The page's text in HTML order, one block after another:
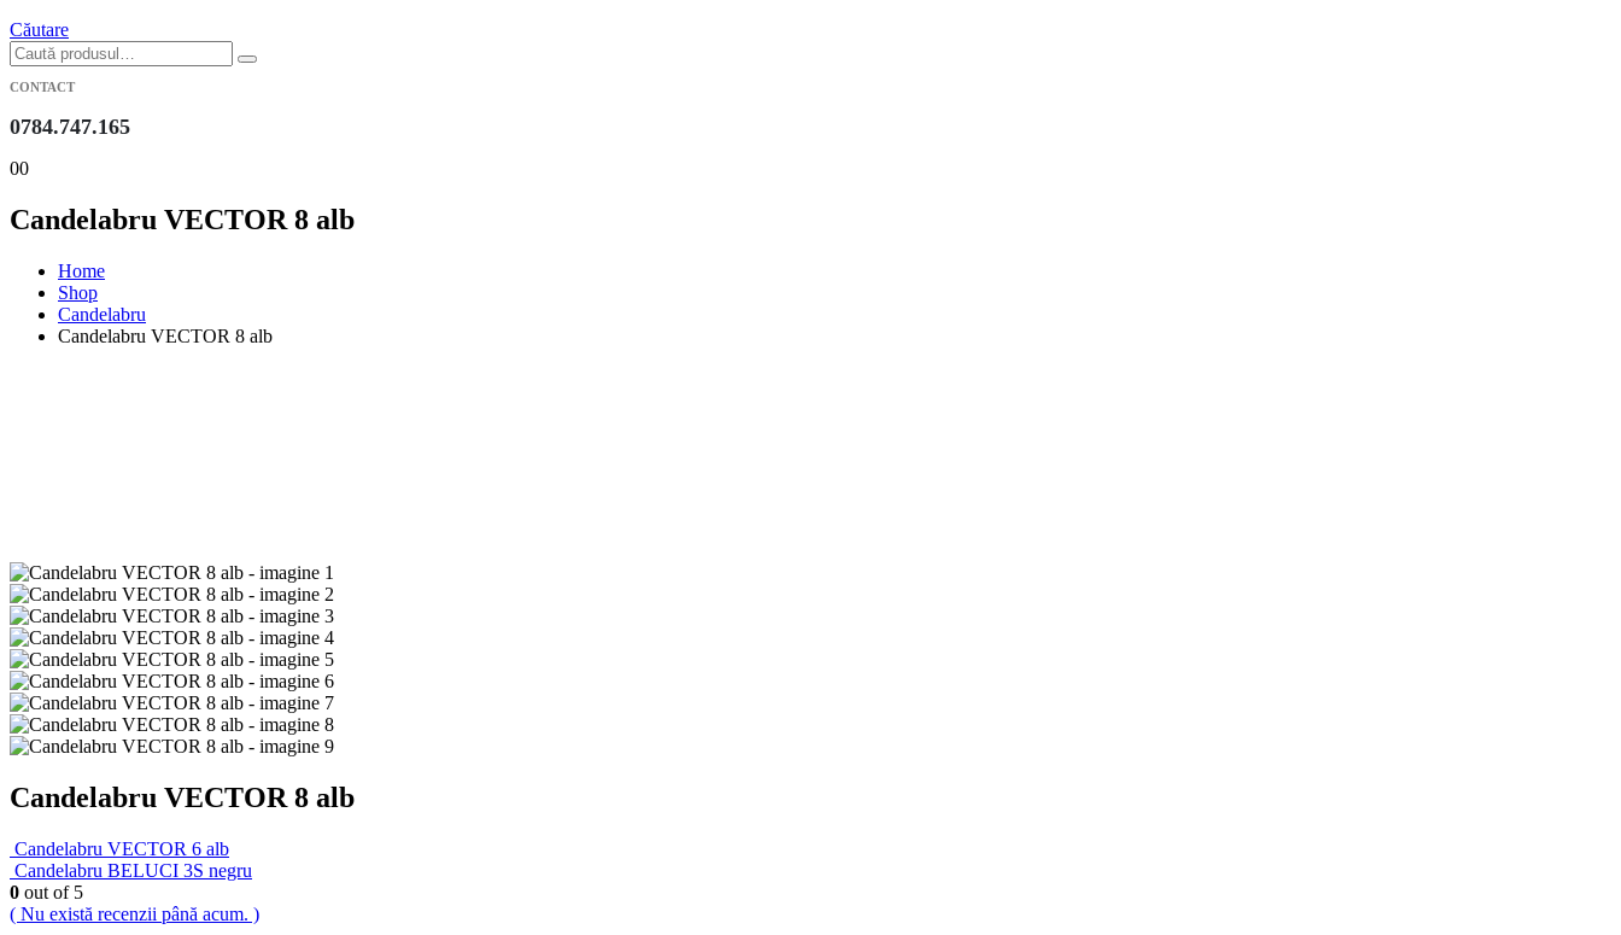
Căutare
CONTACT
0784.747.165
00
Candelabru VECTOR 8 alb
Home
Shop
Candelabru
Candelabru VECTOR 8 alb
Candelabru VECTOR 8 alb
Candelabru VECTOR 6 alb
Candelabru BELUCI 3S negru
0 out of 5
( Nu există recenzii până acum. )